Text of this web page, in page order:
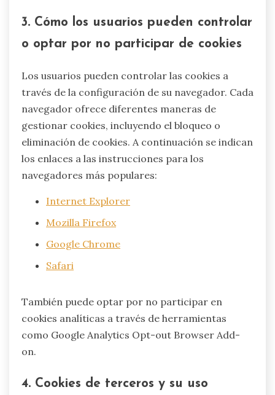
3. Cómo los usuarios pueden controlar
o optar por no participar de cookies
Los usuarios pueden controlar las cookies a
través de la configuración de su navegador. Cada
navegador ofrece diferentes maneras de
gestionar cookies, incluyendo el bloqueo o
eliminación de cookies. A continuación se indican
los enlaces a las instrucciones para los
navegadores más populares:
Internet Explorer
Mozilla Firefox
Google Chrome
Safari
También puede optar por no participar en
cookies analíticas a través de herramientas
como Google Analytics Opt-out Browser Add-
on.
4. Cookies de terceros y su uso